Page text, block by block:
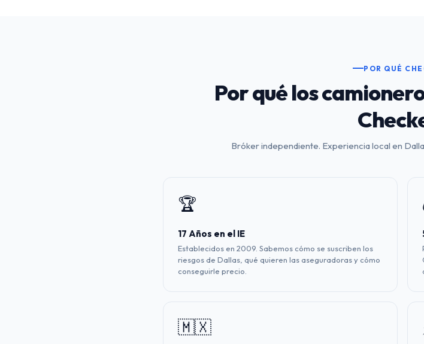
POR QUÉ
Por qué los
Bróker independiente. Experiencia local en
🏆
17 Años en el IE
Establecidos en 2009. Sabemos cómo se suscriben los
riesgos de Dallas, qué quieren las aseguradoras y cómo
conseguirle precio.
🇲🇽